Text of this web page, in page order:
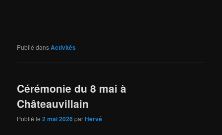
Publié dansActivités
Cérémonie du 8 mai à
Châteauvillain
Publié le2 mai 2026parHervé